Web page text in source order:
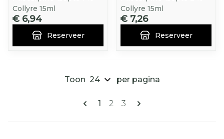
Collyre 15ml
€ 6,94
Reserveer
Collyre 15ml
€ 7,26
Reserveer
Pagina's
U lees momenteel pagina
1 Pagina
2 Pagina
3
Toon per pagina